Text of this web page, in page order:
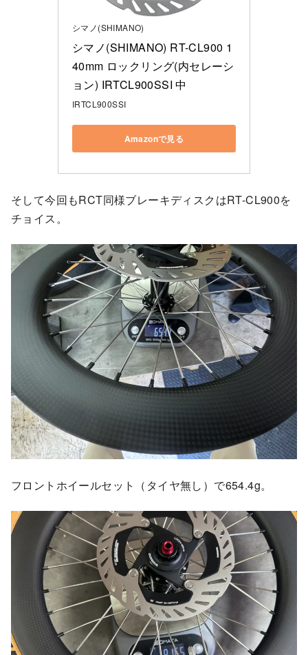
シマノ(SHIMANO)
シマノ(SHIMANO) RT-CL900 1
40mm ロックリング(内セレーシ
ョン) IRTCL900SSI 中
IRTCL900SSI
Amazonで見る
そして今回もRCT同様ブレーキディスクはRT-CL900を
チョイス。
フロントホイールセット（タイヤ無し）で654.4g。